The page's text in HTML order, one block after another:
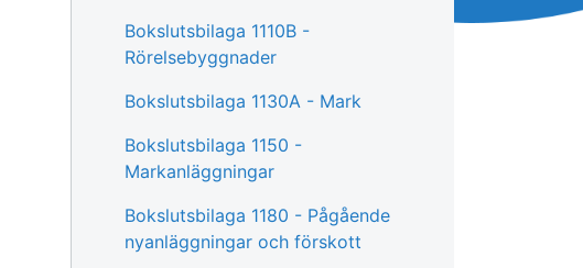
Bokslutsbilaga 1110B -
Rörelsebyggnader
Bokslutsbilaga 1130A - Mark
Bokslutsbilaga 1150 -
Markanläggningar
Bokslutsbilaga 1180 - Pågående
nyanläggningar och förskott